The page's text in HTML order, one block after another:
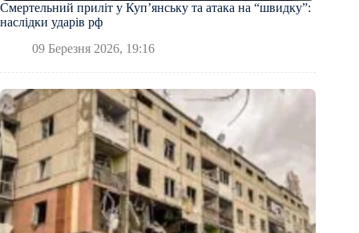
Смертельний приліт у Куп’янську та атака на “швидку”:
наслідки ударів рф
09 Березня 2026, 19:16